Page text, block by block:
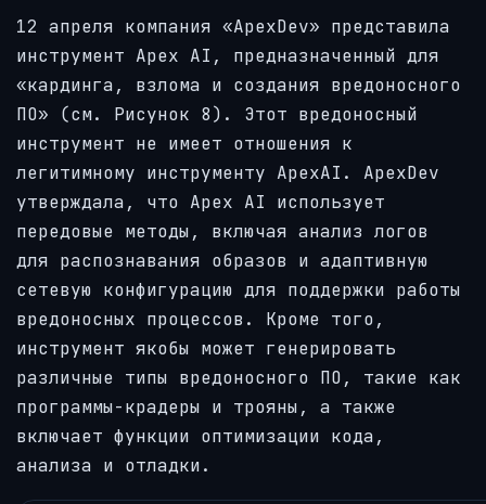
12 апреля компания «ApexDev» представила
инструмент Apex AI, предназначенный для
«кардинга, взлома и создания вредоносного
ПО» (см. Рисунок 8). Этот вредоносный
инструмент не имеет отношения к
легитимному инструменту ApexAI. ApexDev
утверждала, что Apex AI использует
передовые методы, включая анализ логов
для распознавания образов и адаптивную
сетевую конфигурацию для поддержки работы
вредоносных процессов. Кроме того,
инструмент якобы может генерировать
различные типы вредоносного ПО, такие как
программы-крадеры и трояны, а также
включает функции оптимизации кода,
анализа и отладки.